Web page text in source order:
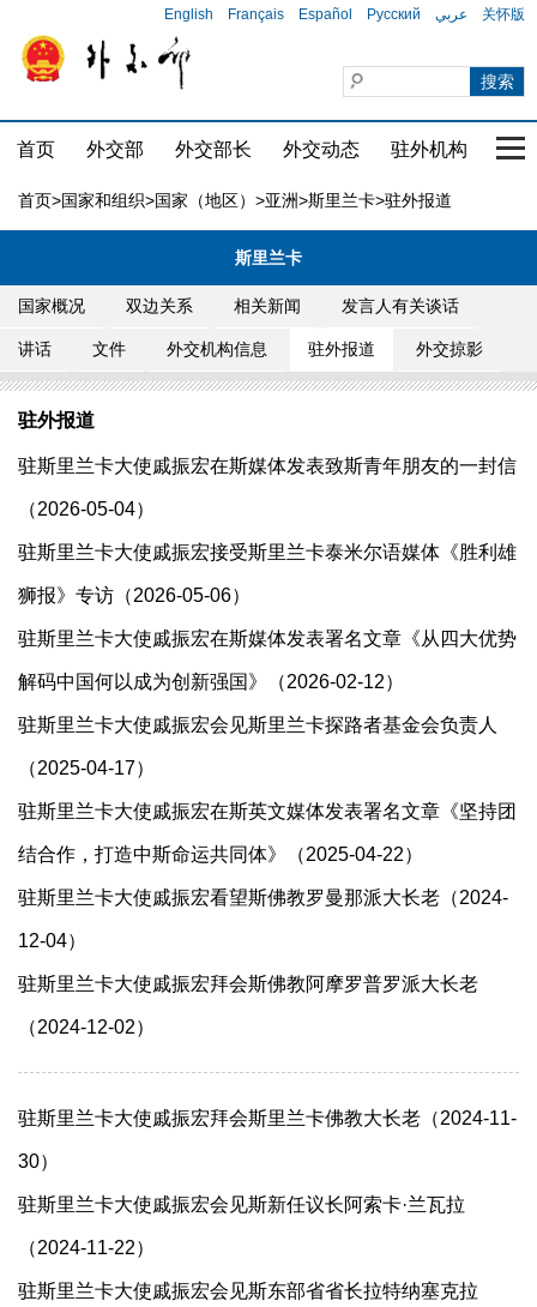
English Français Español Русский عربي 关怀版
首页 外交部 外交部长 外交动态 驻外机构 国
首页>国家和组织>国家（地区） >亚洲>斯里兰卡>驻外报道
斯里兰卡
国家概况 双边关系 相关新闻 发言人有关谈话
讲话 文件 外交机构信息 驻外报道 外交掠影
驻外报道
驻斯里兰卡大使戚振宏在斯媒体发表致斯青年朋友的一封信
（2026-05-04）
驻斯里兰卡大使戚振宏接受斯里兰卡泰米尔语媒体《胜利雄
狮报》专访（2026-05-06）
驻斯里兰卡大使戚振宏在斯媒体发表署名文章《从四大优势
解码中国何以成为创新强国》（2026-02-12）
驻斯里兰卡大使戚振宏会见斯里兰卡探路者基金会负责人
（2025-04-17）
驻斯里兰卡大使戚振宏在斯英文媒体发表署名文章《坚持团
结合作，打造中斯命运共同体》（2025-04-22）
驻斯里兰卡大使戚振宏看望斯佛教罗曼那派大长老（2024-
12-04）
驻斯里兰卡大使戚振宏拜会斯佛教阿摩罗普罗派大长老
（2024-12-02）
驻斯里兰卡大使戚振宏拜会斯里兰卡佛教大长老（2024-11-
30）
驻斯里兰卡大使戚振宏会见斯新任议长阿索卡·兰瓦拉
（2024-11-22）
驻斯里兰卡大使戚振宏会见斯东部省省长拉特纳塞克拉